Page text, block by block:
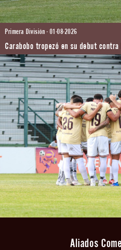
Primera División - 01-08-2026
Carabobo tropezó en su debut contra
Aliados